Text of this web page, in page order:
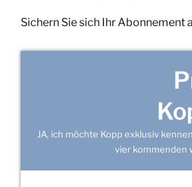
Sichern Sie sich Ihr Abonnement
JA, ich möchte Kopp exklusiv
vier kommenden